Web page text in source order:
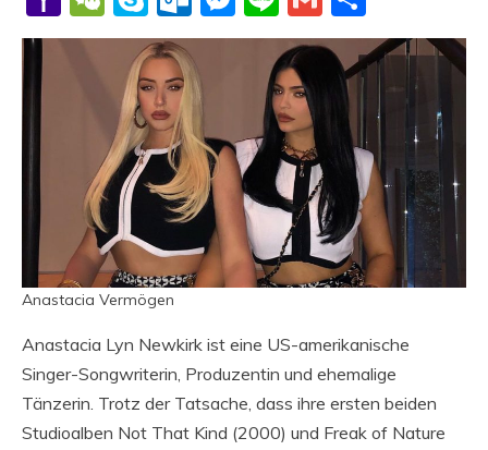
Mail
Anastacia Vermögen
Anastacia Lyn Newkirk ist eine US-amerikanische
Singer-Songwriterin, Produzentin und ehemalige
Tänzerin. Trotz der Tatsache, dass ihre ersten beiden
Studioalben Not That Kind (2000) und Freak of Nature